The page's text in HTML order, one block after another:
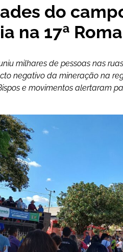
do
na 17ª
milhares de pessoas nas
negativo da mineração na
e movimentos alertaram